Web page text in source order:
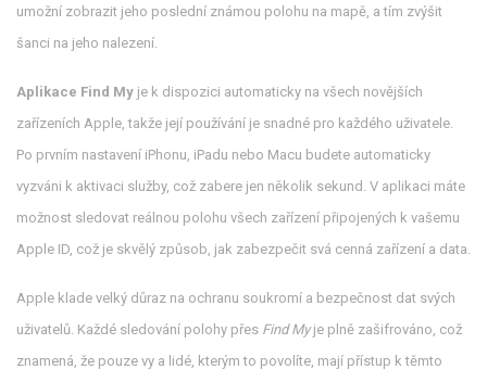
umožní zobrazit jeho poslední známou polohu na mapě, a tím zvýšit
šanci na jeho nalezení.
Aplikace Find My je k dispozici automaticky na všech novějších
zařízeních Apple, takže její používání je snadné pro každého uživatele.
Po prvním nastavení iPhonu, iPadu nebo Macu budete automaticky
vyzváni k aktivaci služby, což zabere jen několik sekund. V aplikaci máte
možnost sledovat reálnou polohu všech zařízení připojených k vašemu
Apple ID, což je skvělý způsob, jak zabezpečit svá cenná zařízení a data.
Apple klade velký důraz na ochranu soukromí a bezpečnost dat svých
uživatelů. Každé sledování polohy přes Find Myje plně zašifrováno, což
znamená, že pouze vy a lidé, kterým to povolíte, mají přístup k těmto